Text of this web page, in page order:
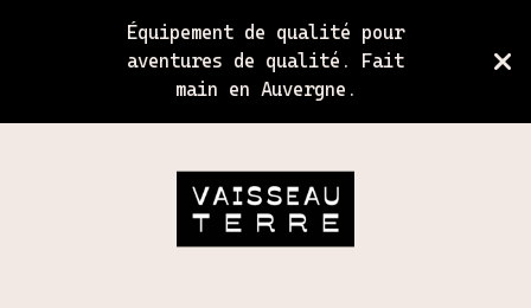
Équipement de qualité pour
aventures de qualité. Fait
main en Auvergne.